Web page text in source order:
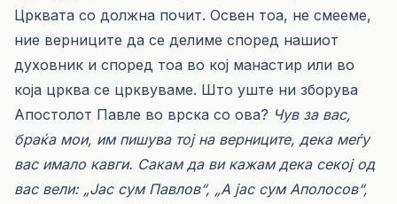
Црквата со должна почит. Освен тоа, не смееме,
ние верниците да се делиме според нашиот
духовник и според тоа во кој манастир или во
која црква се црквуваме. Што уште ни зборува
Апостолот Павле во врска со ова? Чув за вас,
браќа мои, им пишува тој на верниците, дека меѓу
вас имало кавги. Сакам да ви кажам дека секој од
вас вели: „Јас сум Павлов“, „А јас сум Аполосов“,